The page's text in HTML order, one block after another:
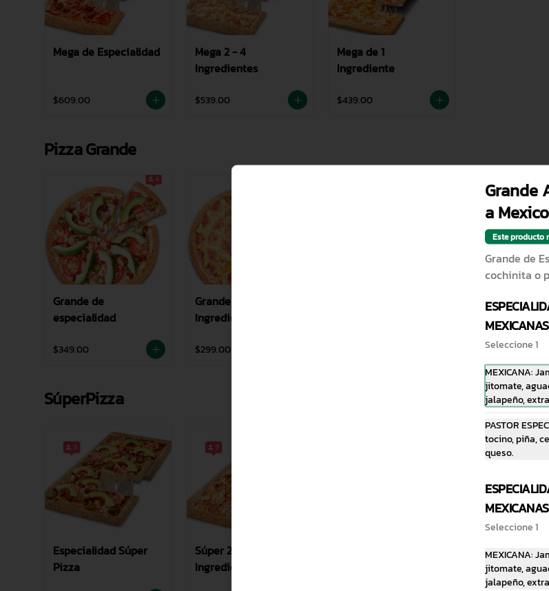
Mega de Especialidad
$609.00
Mega 2 - 4
Ingredientes
$539.00
Mega de 1
Ingrediente
$439.00
Pizza Grande
Grande de
especialidad
$349.00
Grande de 2 -4
Ingredientes
$299.00
SúperPizza
Especialidad Súper
Pizza
Súper 2 - 4
Ingredientes
Grande
a Mexico
Este producto
Grande de
cochinita o
Seleccione 1
MEXICANA:
jitomate,
jalapeño,
PASTOR
tocino, piña,
queso.
Seleccione 1
MEXICANA:
jitomate,
jalapeño,